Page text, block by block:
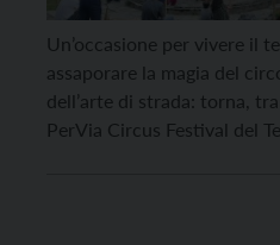
Un’occasione per vivere il
assaporare la magia del
dell’arte di strada: torna,
PerVia Circus Festival del